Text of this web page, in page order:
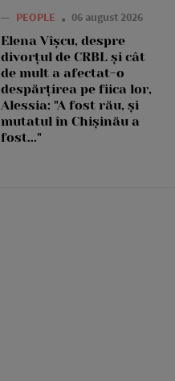
— PEOPLE 06 august 2026
Elena Vîșcu, despre
divorțul de CRBL și cât
de mult a afectat-o
despărțirea pe fiica lor,
Alessia: "A fost rău, și
mutatul în Chișinău a
fost..."